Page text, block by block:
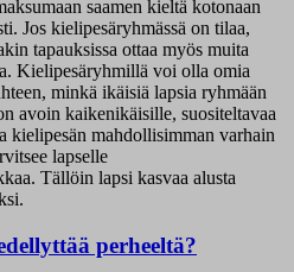
saamen kieltä kotonaan
Jos kielipesäryhmässä on tilaa,
tapauksissa ottaa myös muita
Kielipesäryhmillä voi olla omia
minkä ikäisiä lapsia ryhmään
avoin kaikenikäisille, suositeltavaa
kielipesän mahdollisimman varhain
lapselle
Tällöin lapsi kasvaa alusta
perheeltä?